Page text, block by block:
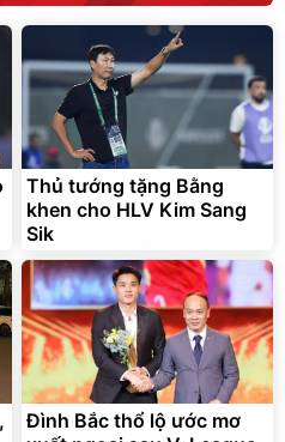
Xe đạp điện trợ lực G-
Force C14 gấp gọn bỏ cốp
tiện lợi
9.900.000đ
7.092.000 đ
Đang xem nhiều
G-FORCE VIETNA
Thủ tướng tặng Bằng
khen cho HLV Kim Sang
Sik
Đình Bắc thổ lộ ước mơ